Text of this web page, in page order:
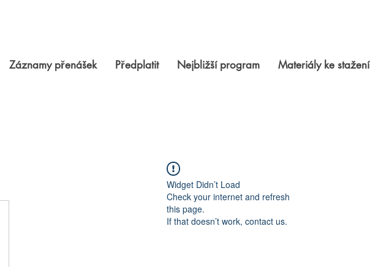
Záznamy přenášek Předplatit Nejbližší program Materiály ke stažení
Widget Didn’t Load
Check your internet and refresh
this page.
If that doesn’t work, contact us.